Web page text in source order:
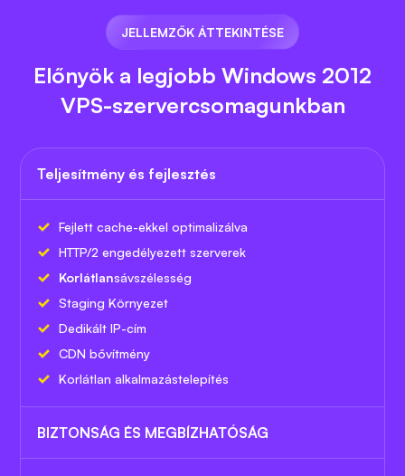
JELLEMZŐK ÁTTEKINTÉSE
Előnyök a legjobb Windows 2012
VPS-szervercsomagunkban
Teljesítmény és fejlesztés
Fejlett cache-ekkel optimalizálva
HTTP/2 engedélyezett szerverek
Korlátlansávszélesség
Staging Környezet
Dedikált IP-cím
CDN bővítmény
Korlátlan alkalmazástelepítés
BIZTONSÁG ÉS MEGBÍZHATÓSÁG